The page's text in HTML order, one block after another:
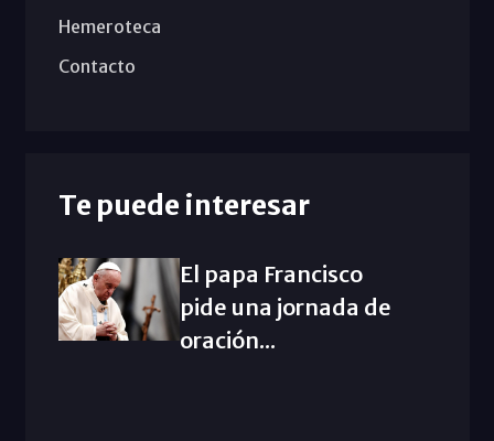
Hemeroteca
Contacto
Te puede interesar
El papa Francisco
pide una jornada de
oración...